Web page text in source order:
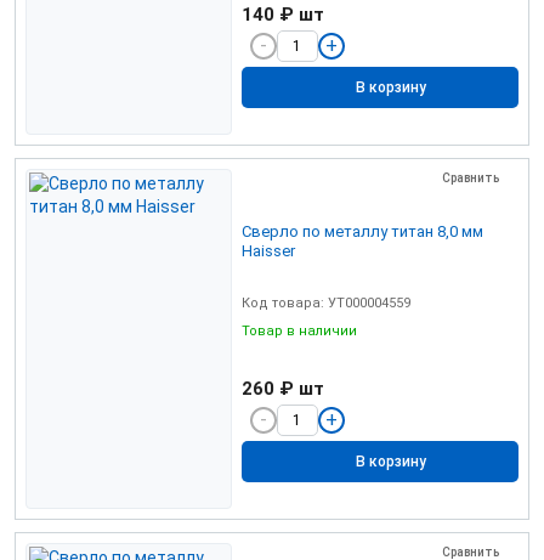
140 ₽ шт
В корзину
Сравнить
Сверло по металлу титан 8,0 мм
Haisser
Код товара: УТ000004559
Товар в наличии
260 ₽ шт
В корзину
Сравнить